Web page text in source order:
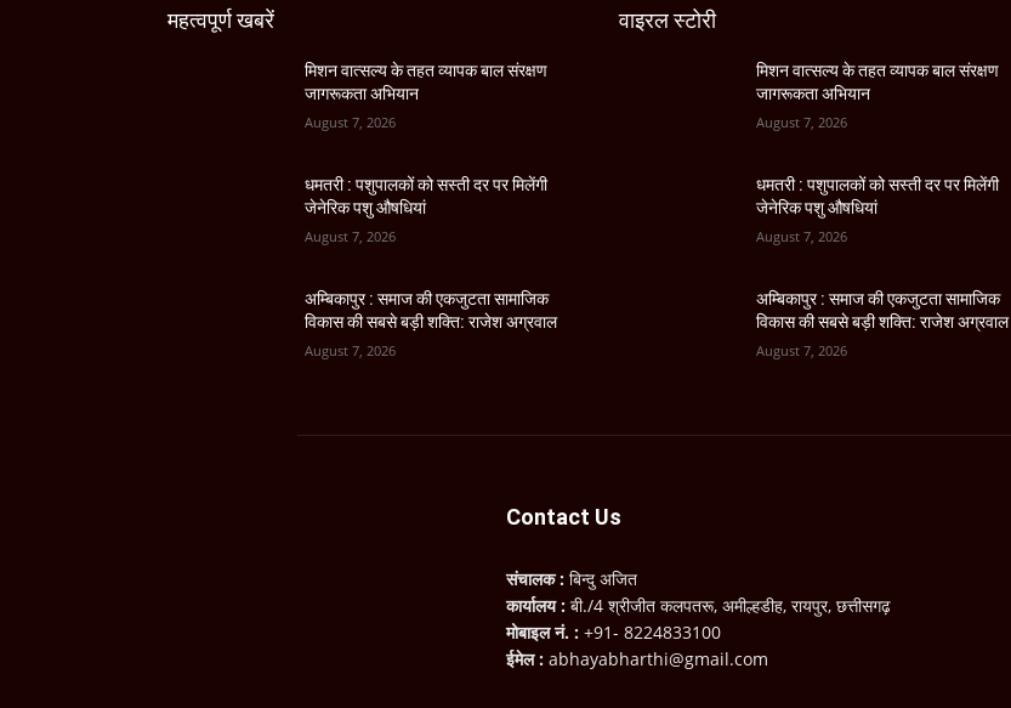
महत्वपूर्ण खबरें
मिशन वात्सल्य के तहत व्यापक बाल संरक्षण
जागरूकता अभियान
August 7, 2026
धमतरी : पशुपालकों को सस्ती दर पर मिलेंगी
जेनेरिक पशु औषधियां
August 7, 2026
अम्बिकापुर : समाज की एकजुटता सामाजिक
विकास की सबसे बड़ी शक्ति: राजेश अग्रवाल
August 7, 2026
वाइरल स्टोरी
मिशन वात्सल्य के तहत व्यापक बाल संरक्षण
जागरूकता अभियान
August 7, 2026
धमतरी : पशुपालकों को सस्ती दर पर मिलेंगी
जेनेरिक पशु औषधियां
August 7, 2026
अम्बिकापुर : समाज की एकजुटता सामाजिक
विकास की सबसे बड़ी शक्ति: राजेश अग्रवाल
August 7, 2026
Contact Us
संचालक : बिन्दु अजित
कार्यालय : बी./4 श्रीजीत कलपतरू, अमील्हडीह, रायपुर, छत्तीसगढ़
मोबाइल नं. : +91- 8224833100
ईमेल : abhayabharthi@gmail.com